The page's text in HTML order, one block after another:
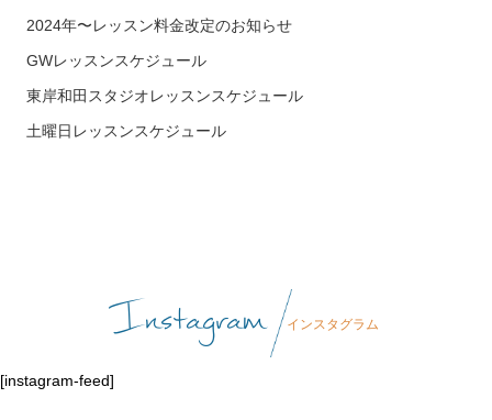
2024年〜レッスン料金改定のお知らせ
GWレッスンスケジュール
東岸和田スタジオレッスンスケジュール
土曜日レッスンスケジュール
Instagram インスタグラム
[instagram-feed]